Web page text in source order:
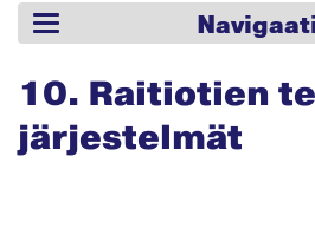
10. Raitiotien
järjestelmät